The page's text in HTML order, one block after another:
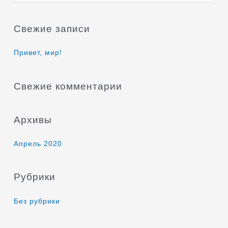
о
с
Свежие записи
Привет, мир!
Свежие комментарии
Архивы
Апрель 2020
Рубрики
Без рубрики